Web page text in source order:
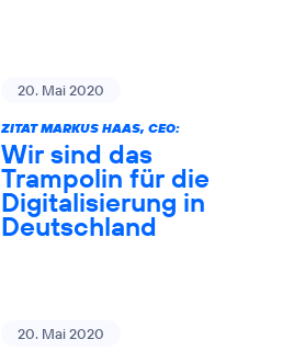
20. Mai 2020
ZITAT MARKUS HAAS, CEO:
Wir sind das
Trampolin für die
Digitalisierung in
Deutschland
20. Mai 2020